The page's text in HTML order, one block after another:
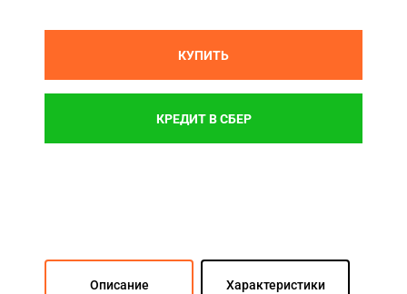
Контакты
КУПИТЬ
КРЕДИТ В СБЕР
Описание Характеристики